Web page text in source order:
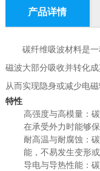
产品详情
碳纤维吸波材料是
磁波大部分吸收并转化
从而实现隐身或减少电磁
特性
高强度与高模量：
在承受外力时能够
耐高温与耐腐蚀：
能，不易发生变形或
导电与导热性能：